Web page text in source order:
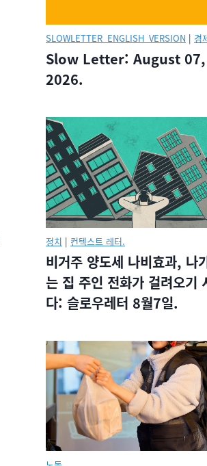
SLOWLETTER_ENGLISH_VERSION | 경
Slow Letter: August 07,
2026.
정치 | 컨텍스트 레터.
비거주 양도세 나비효과, 나
는 집 주인 전화가 걸려오기
다: 슬로우레터 8월7일.